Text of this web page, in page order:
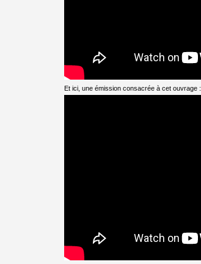
Et ici, une émission consacrée à cet ouvrage :